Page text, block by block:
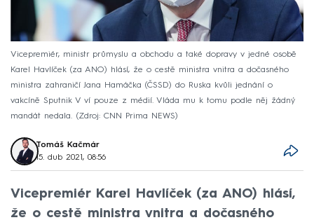
Vicepremiér, ministr průmyslu a obchodu a také dopravy v jedné osobě
Karel Havlíček (za ANO) hlásí, že o cestě ministra vnitra a dočasného
ministra zahraničí Jana Hamáčka (ČSSD) do Ruska kvůli jednání o
vakcíně Sputnik V ví pouze z médií. Vláda mu k tomu podle něj žádný
mandát nedala.
Zdroj: CNN Prima NEWS
Tomáš Kačmár
15. dub 2021, 08:56
Vicepremiér Karel Havlíček (za ANO) hlásí,
že o cestě ministra vnitra a dočasného